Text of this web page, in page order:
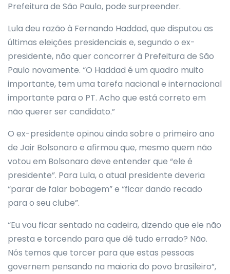
Prefeitura de São Paulo, pode surpreender.
Lula deu razão à Fernando Haddad, que disputou as
últimas eleições presidenciais e, segundo o ex-
presidente, não quer concorrer à Prefeitura de São
Paulo novamente. “O Haddad é um quadro muito
importante, tem uma tarefa nacional e internacional
importante para o PT. Acho que está correto em
não querer ser candidato.”
O ex-presidente opinou ainda sobre o primeiro ano
de Jair Bolsonaro e afirmou que, mesmo quem não
votou em Bolsonaro deve entender que “ele é
presidente”. Para Lula, o atual presidente deveria
“parar de falar bobagem” e “ficar dando recado
para o seu clube”.
“Eu vou ficar sentado na cadeira, dizendo que ele não
presta e torcendo para que dê tudo errado? Não.
Nós temos que torcer para que estas pessoas
governem pensando na maioria do povo brasileiro”,